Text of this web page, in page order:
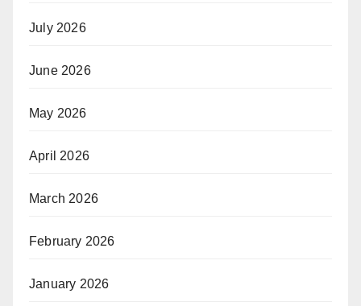
July 2026
June 2026
May 2026
April 2026
March 2026
February 2026
January 2026